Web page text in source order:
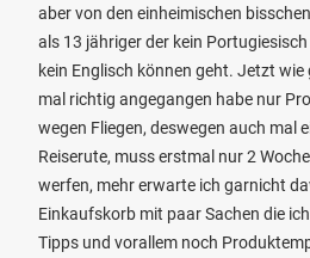
aber von den einheimischen
als 13 jähriger der kein
kein Englisch können geht. Jetzt
mal richtig angegangen habe nur
wegen Fliegen, deswegen auch mal
Reiserute, muss erstmal nur 2
werfen, mehr erwarte ich garnicht
Einkaufskorb mit paar Sachen die
Tipps und vorallem noch